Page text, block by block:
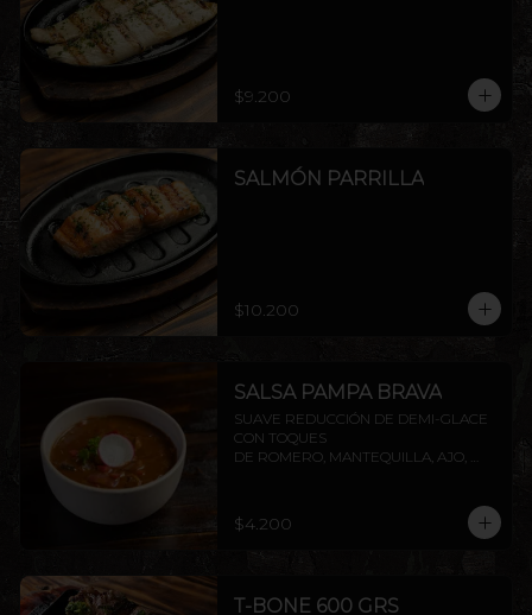
$9.200
SALMÓN PARRILLA
$10.200
SALSA PAMPA BRAVA
SUAVE REDUCCIÓN DE DEMI-GLACE
CON TOQUES
DE ROMERO, MANTEQUILLA, AJO,
$4.200
T-BONE 600 GRS